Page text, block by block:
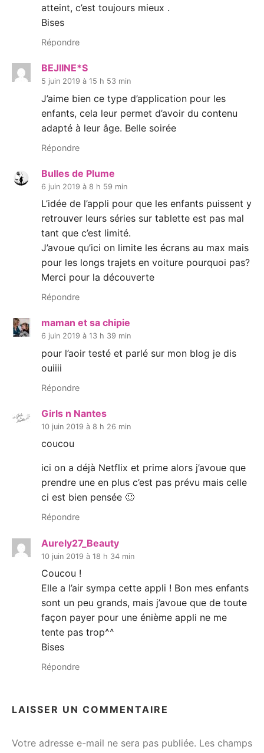
atteint, c’est toujours mieux .
Bises
Répondre
BEJIINE*S
5 juin 2019 à 15 h 53 min
J’aime bien ce type d’application pour les
enfants, cela leur permet d’avoir du contenu
adapté à leur âge. Belle soirée
Répondre
Bulles de Plume
6 juin 2019 à 8 h 59 min
L’idée de l’appli pour que les enfants puissent y
retrouver leurs séries sur tablette est pas mal
tant que c’est limité.
J’avoue qu’ici on limite les écrans au max mais
pour les longs trajets en voiture pourquoi pas?
Merci pour la découverte
Répondre
maman et sa chipie
6 juin 2019 à 13 h 39 min
pour l’aoir testé et parlé sur mon blog je dis
ouiiii
Répondre
Girls n Nantes
10 juin 2019 à 8 h 26 min
coucou
ici on a déjà Netflix et prime alors j’avoue que
prendre une en plus c’est pas prévu mais celle
ci est bien pensée 🙂
Répondre
Aurely27_Beauty
10 juin 2019 à 18 h 34 min
Coucou !
Elle a l’air sympa cette appli ! Bon mes enfants
sont un peu grands, mais j’avoue que de toute
façon payer pour une énième appli ne me
tente pas trop^^
Bises
Répondre
LAISSER UN COMMENTAIRE
Votre adresse e-mail ne sera pas publiée. Les champs